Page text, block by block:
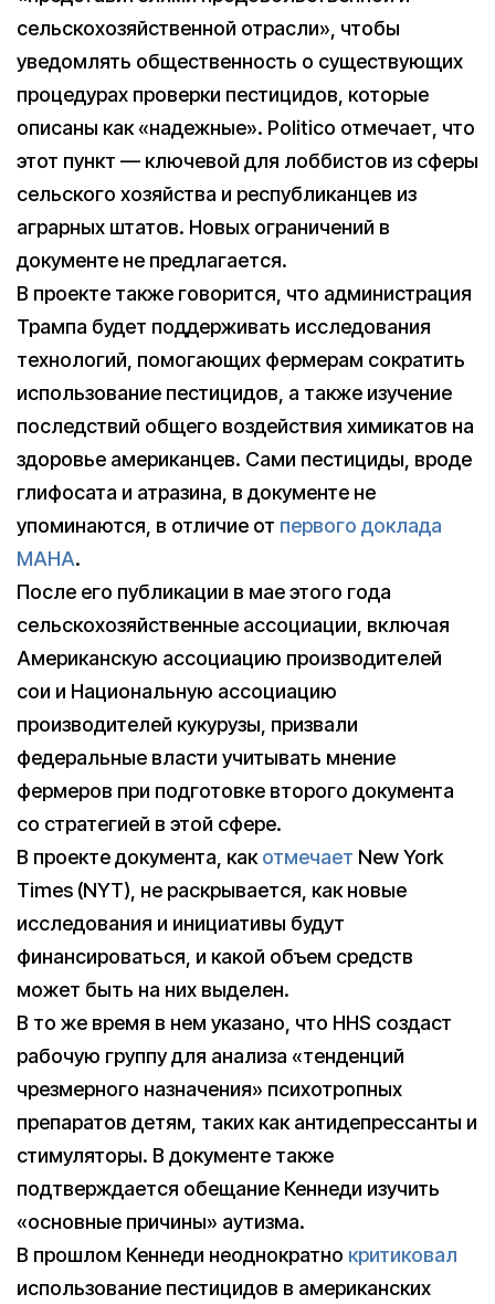
сельскохозяйственной отрасли», чтобы
уведомлять общественность о существующих
процедурах проверки пестицидов, которые
описаны как «надежные». Politico отмечает, что
этот пункт — ключевой для лоббистов из сферы
сельского хозяйства и республиканцев из
аграрных штатов. Новых ограничений в
документе не предлагается.
В проекте также говорится, что администрация
Трампа будет поддерживать исследования
технологий, помогающих фермерам сократить
использование пестицидов, а также изучение
последствий общего воздействия химикатов на
здоровье американцев. Сами пестициды, вроде
глифосата и атразина, в документе не
упоминаются, в отличие от первого доклада
MAHA.
После его публикации в мае этого года
сельскохозяйственные ассоциации, включая
Американскую ассоциацию производителей
сои и Национальную ассоциацию
производителей кукурузы, призвали
федеральные власти учитывать мнение
фермеров при подготовке второго документа
со стратегией в этой сфере.
В проекте документа, какотмечает New York
Times (NYT), не раскрывается, как новые
исследования и инициативы будут
финансироваться, и какой объем средств
может быть на них выделен.
В то же время в нем указано, что HHS создаст
рабочую группу для анализа «тенденций
чрезмерного назначения» психотропных
препаратов детям, таких как антидепрессанты и
стимуляторы. В документе также
подтверждается обещание Кеннеди изучить
«основные причины» аутизма.
В прошлом Кеннеди неоднократно критиковал
использование пестицидов в американских